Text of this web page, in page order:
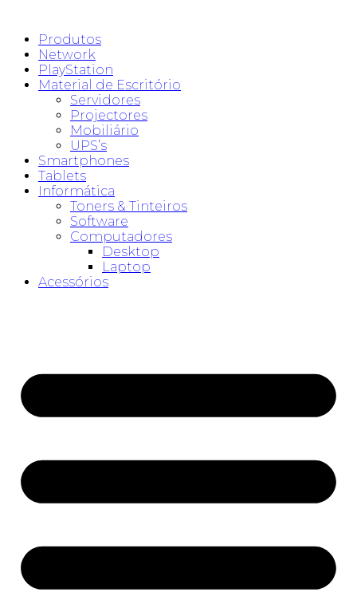
Produtos
Network
PlayStation
Material de Escritório
Servidores
Projectores
Mobiliário
UPS’s
Smartphones
Tablets
Informática
Toners & Tinteiros
Software
Computadores
Desktop
Laptop
Acessórios